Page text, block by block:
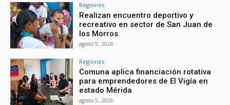
Regiones
Realizan encuentro deportivo y
recreativo en sector de San Juan de
los Morros
agosto 5, 2026
Regiones
Comuna aplica financiación rotativa
para emprendedores de El Vigía en
estado Mérida
agosto 5, 2026